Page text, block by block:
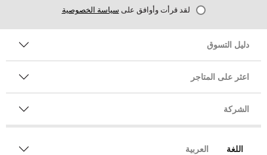
لقد قرأت وأوافق على سياسة الخصوصية
دليل التسوق
اعثر على المتاجر
الشركة
اللغة العربية